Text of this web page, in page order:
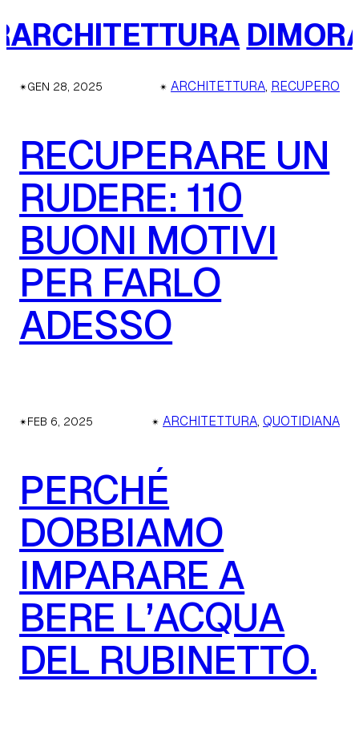
✴︎GEN 28, 2025 ✴︎ ARCHITETTURA, RECUPERO
RECUPERARE UN
RUDERE: 110
BUONI MOTIVI
PER FARLO
ADESSO
✴︎FEB 6, 2025 ✴︎ ARCHITETTURA, QUOTIDIANA
PERCHÉ
DOBBIAMO
IMPARARE A
BERE L’ACQUA
DEL RUBINETTO.